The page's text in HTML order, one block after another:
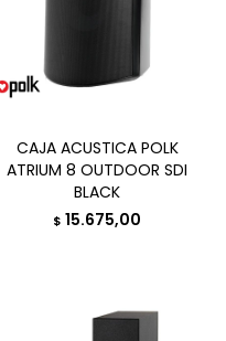
CAJA ACUSTICA POLK
ATRIUM 8 OUTDOOR SDI
BLACK
$ 15.675,00